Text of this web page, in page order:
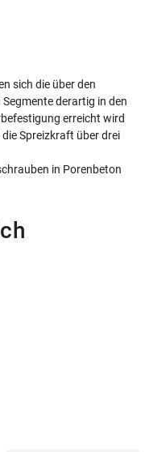
sich die über den
derartig in den
erreicht wird
Spreizkraft über drei
in Porenbeton